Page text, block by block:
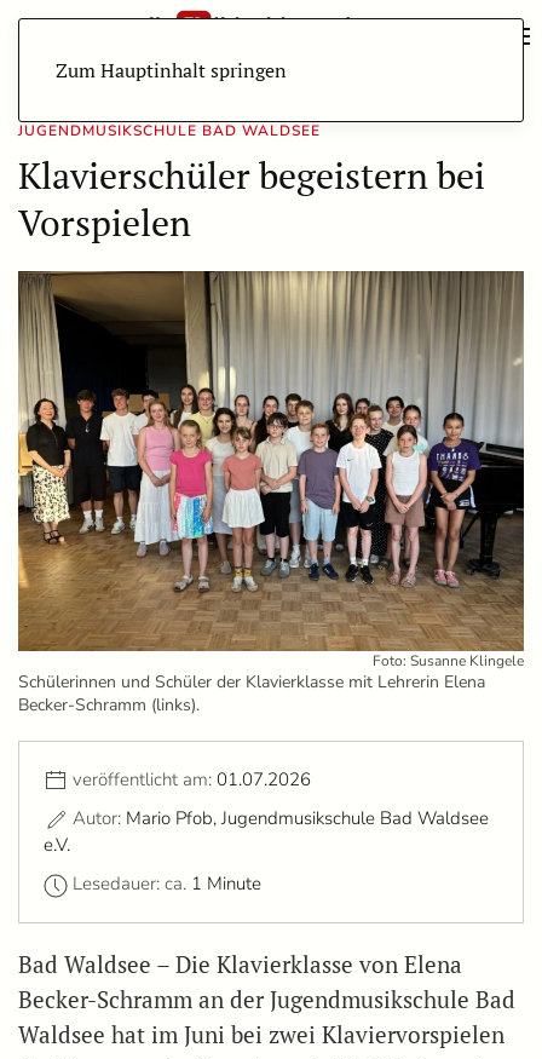
Zum Hauptinhalt springen
JUGENDMUSIKSCHULE BAD WALDSEE
Klavierschüler begeistern bei
Vorspielen
Foto: Susanne Klingele
Schülerinnen und Schüler der Klavierklasse mit Lehrerin Elena
Becker-Schramm (links).
veröffentlicht am: 01.07.2026
Autor: Mario Pfob, Jugendmusikschule Bad Waldsee
e.V.
Lesedauer: ca. 1 Minute
Bad Waldsee – Die Klavierklasse von Elena
Becker-Schramm an der Jugendmusikschule Bad
Waldsee hat im Juni bei zwei Klaviervorspielen